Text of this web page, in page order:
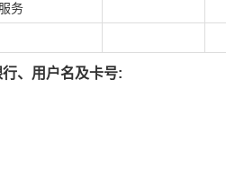
务
、用户名及卡号: